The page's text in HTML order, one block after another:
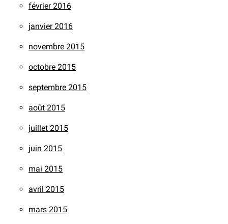
février 2016
janvier 2016
novembre 2015
octobre 2015
septembre 2015
août 2015
juillet 2015
juin 2015
mai 2015
avril 2015
mars 2015